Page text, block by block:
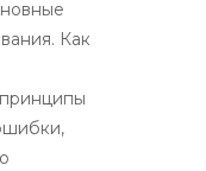
Как